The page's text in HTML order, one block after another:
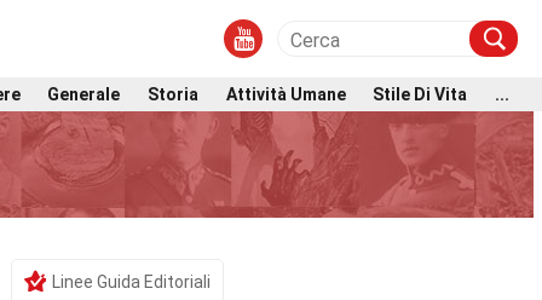
Generale Storia Attività Umane Stile Di Vita ...
Linee Guida Editoriali